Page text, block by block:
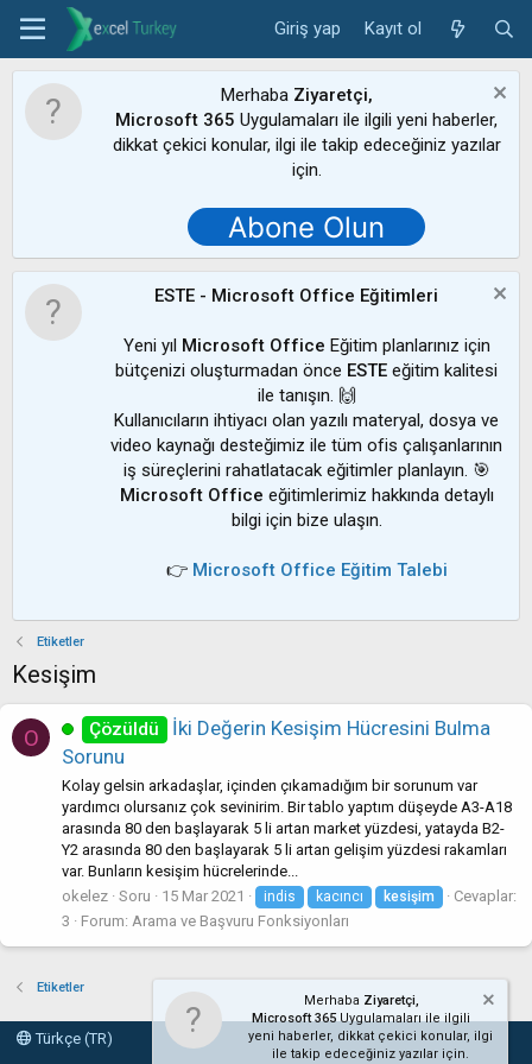
Giriş yap Kayıt ol
Merhaba Ziyaretçi,
Microsoft 365 Uygulamaları ile ilgili yeni haberler,
dikkat çekici konular, ilgi ile takip edeceğiniz yazılar
için.
Abone Olun
ESTE - Microsoft Office Eğitimleri
Yeni yıl Microsoft Office Eğitim planlarınız için
bütçenizi oluşturmadan önce ESTE eğitim kalitesi
ile tanışın. 🙌
Kullanıcıların ihtiyacı olan yazılı materyal, dosya ve
video kaynağı desteğimiz ile tüm ofis çalışanlarının
iş süreçlerini rahatlatacak eğitimler planlayın. 🎯
Microsoft Office eğitimlerimiz hakkında detaylı
bilgi için bize ulaşın.
👉 Microsoft Office Eğitim Talebi
Etiketler
Kesişim
O Çözüldü
İki Değerin Kesişim Hücresini Bulma
Sorunu
Kolay gelsin arkadaşlar, içinden çıkamadığım bir sorunum var
yardımcı olursanız çok sevinirim. Bir tablo yaptım düşeyde A3-A18
arasında 80 den başlayarak 5 li artan market yüzdesi, yatayda B2-
Y2 arasında 80 den başlayarak 5 li artan gelişim yüzdesi rakamları
var. Bunların kesişim hücrelerinde...
okelez Soru 15 Mar 2021 indis kacıncı kesişim
Cevaplar:
3
Forum: Arama ve Başvuru Fonksiyonları
Etiketler
Türkçe (TR)
Merhaba Ziyaretçi,
Microsoft 365Uygulamaları ile ilgili
yeni haberler, dikkat çekici konular, ilgi
ile takip edeceğiniz yazılar için.